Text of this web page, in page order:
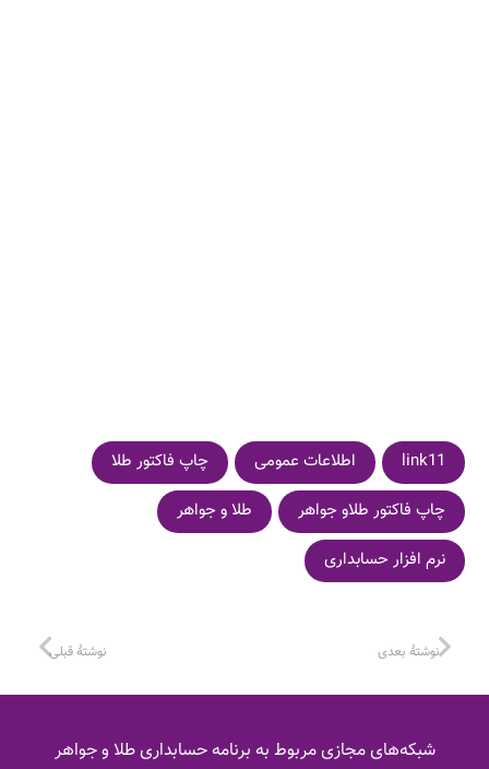
link11 اطلاعات عمومی
چاپ فاکتور طلا
چاپ فاکتور طلاو جواهر
طلا و جواهر
نرم افزار حسابداری
نوشتهٔ قبلی نوشتهٔ بعدی
شبکه‌های مجازی مربوط به برنامه حسابداری طلا و جواهر